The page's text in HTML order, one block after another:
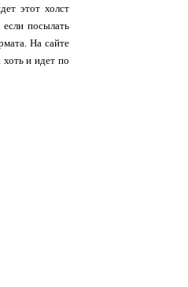
этот холст
посылать
На сайте
хоть и идет по